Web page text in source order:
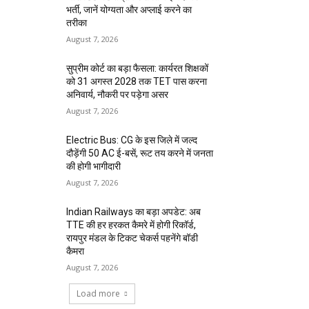
भर्ती, जानें योग्यता और अप्लाई करने का
तरीका
August 7, 2026
सुप्रीम कोर्ट का बड़ा फैसला: कार्यरत शिक्षकों
को 31 अगस्त 2028 तक TET पास करना
अनिवार्य, नौकरी पर पड़ेगा असर
August 7, 2026
Electric Bus: CG के इस जिले में जल्द
दौड़ेंगी 50 AC ई-बसें, रूट तय करने में जनता
की होगी भागीदारी
August 7, 2026
Indian Railways का बड़ा अपडेट: अब
TTE की हर हरकत कैमरे में होगी रिकॉर्ड,
रायपुर मंडल के टिकट चेकर्स पहनेंगे बॉडी
कैमरा
August 7, 2026
Load more